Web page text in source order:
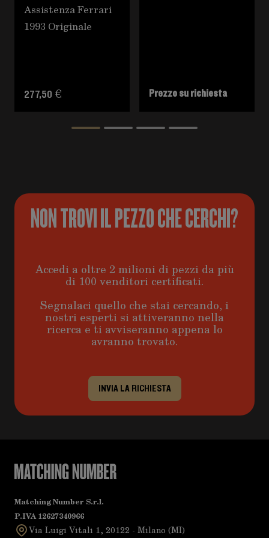
Assistenza Ferrari
1993 Originale
277,50 € Prezzo su richiesta
NON TROVI IL PEZZO CHE CERCHI?
Accedi a oltre 2 milioni di pezzi da più
di 100 venditori certificati.
Segnalaci quello che stai cercando, i
nostri esperti si attiveranno nella
ricerca e ti avviseranno appena lo
avranno trovato.
INVIA LA RICHIESTA
Matching Number S.r.l.
P.IVA 12627340966
Via Luigi Vitali 1, 20122 - Milano (MI)